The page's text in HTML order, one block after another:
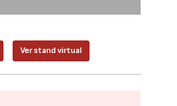
Ver stand virtual